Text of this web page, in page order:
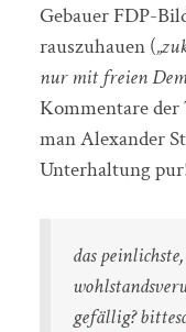
Gebauer FDP-
rauszuhauen (
nur mit freien
Kommentare
man Alexander
Unterhaltung
das
gefällig?